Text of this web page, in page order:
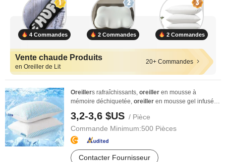
4 Commandes 2 Commandes 2 Commandes
Vente chaude Produits
en Oreiller de Lit
20+ Commandes
Oreillers rafraîchissants, oreiller en mousse à
mémoire déchiquetée, oreiller en mousse gel infusée,
3,2-3,6 $US / Pièce
Commande Minimum:500 Pièces
Contacter Fournisseur